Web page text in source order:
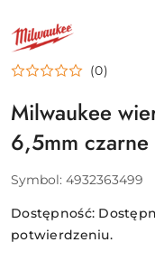
NAZWA
PRODUCENTA:
MILWAUKEE
(0)
Milwaukee
6,5mm
Symbol: 4932363499
Dostępność:
potwierdzeniu.